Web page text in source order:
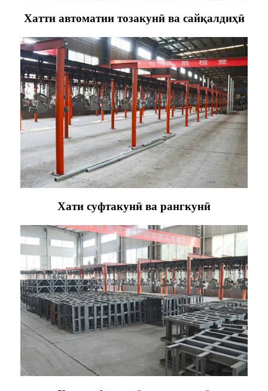
Хатти автоматии тозакунӣ ва сайқалдиҳӣ
Хати суфтакунӣ ва рангкунӣ